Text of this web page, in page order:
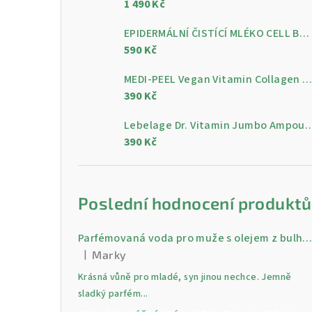
1 490 Kč
EPIDERMÁLNÍ ČISTÍCÍ MLÉKO CELL BY CELL Epidermal Cleansing Milk 200 ml
590 Kč
MEDI-PEEL Vegan Vitamin Collagen Clear, 300 ml
390 Kč
Lebelage Dr. Vitamin
390 Kč
Poslední hodnocení produktů
Parfémovaná voda pro muže s olejem z bulharské růži Gold 30 ml
Hodnocení produktu je 5 z 5 hvězdiček.
Marky
Krásná vůně pro mladé, syn jinou nechce. Jemně
sladký parfém...